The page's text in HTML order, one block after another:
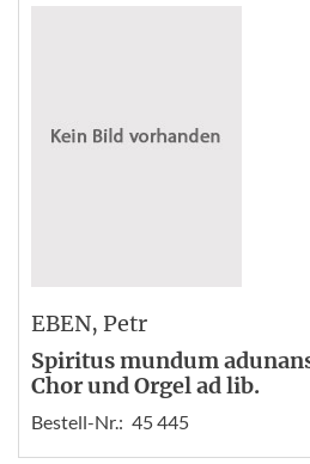
EBEN, Petr
Spiritus mundum
Chor und Orgel ad lib.
Bestell-Nr.: 45 445